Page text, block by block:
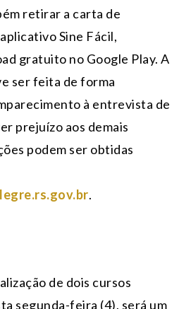
retirar a carta de
Sine Fácil,
gratuito no Google Play. A
ser feita de forma
à entrevista de
prejuízo aos demais
podem ser obtidas
.
de dois cursos
segunda-feira (4), será um